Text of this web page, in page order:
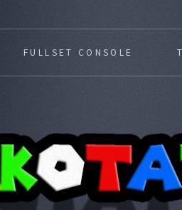
FULLSET CONSOLE